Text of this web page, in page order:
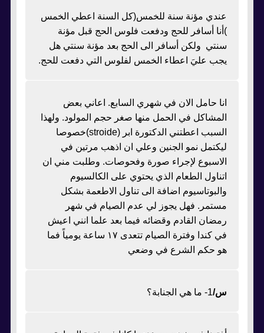
عندي مؤنة سنة للخمس(كل السنة اعطي الخمس
)أنا أسافر للحج ودفعت فلوس الحج قبل مؤنة
سنتي ولكن أسافر الى الحج بعد مؤنة سنتي هل
يجب عليَ اعطاء الخمس لفلوس التي دفعت للحج.
انا حامل الان في شهري السابع. اعاني بعض
المشاكل في الحمل منها صغر حجم المولود. ولهذا
السبب اعطتني الدكتورة ابر (stroide)خصوصا
ليكتمل نمو الجنين وعلي ان اذهب مرتين في
الاسبوع لإجراء صورة وفحوصات. وطلبت مني ان
اتناول الطعام الذي يحتوي على الكالسيوم
والبوتاسيوم اضافة الى تناول الاطعمة بشكل
مستمر. فهل يجوز لي عدم الصيام في شهر
رمضان القادم وقضائه فيما بعد علما انني اعيش
في كندا وفترة الصيام تتعدى ١٧ ساعة يومياً فما
هو حكم الشرع في وضعي
س/1- ما هي الجنابة؟